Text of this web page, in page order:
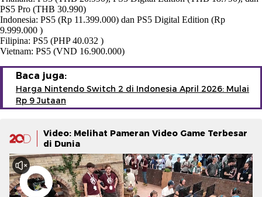
PS5 Pro (THB 30.990)
Indonesia: PS5 (Rp 11.399.000) dan PS5 Digital Edition (Rp
9.999.000 )
Filipina: PS5 (PHP 40.032 )
Vietnam: PS5 (VND 16.900.000)
Baca juga:
Harga Nintendo Switch 2 di Indonesia April 2026: Mulai
Rp 9 Jutaan
Video: Melihat Pameran Video Game Terbesar
di Dunia